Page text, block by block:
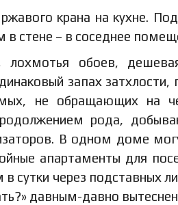
крана на кухне.
в стене – в соседнее
лохмотья обоев,
запах затхлости,
не обращающих на
рода,
В одном доме
апартаменты для
сутки через подставных
давным-давно